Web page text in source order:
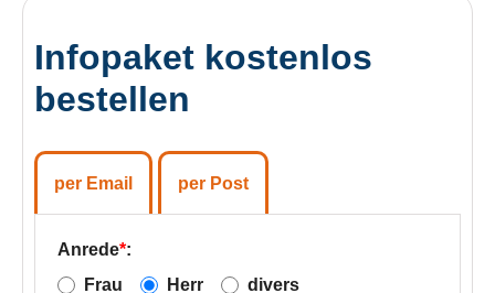
Infopaket kostenlos
bestellen
per Email per Post
Anrede*:
Frau
Herr
divers